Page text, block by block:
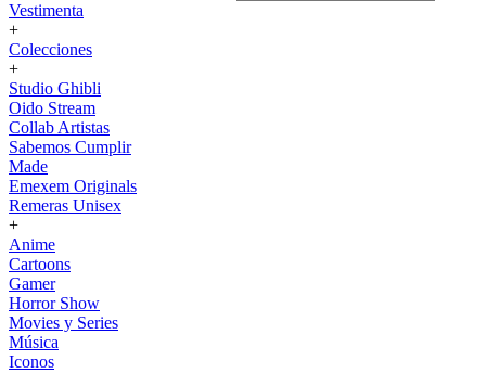
Vestimenta
+
Colecciones
+
Studio Ghibli
Oido Stream
Collab Artistas
Sabemos Cumplir
Made
Emexem Originals
Remeras Unisex
+
Anime
Cartoons
Gamer
Horror Show
Movies y Series
Música
Iconos